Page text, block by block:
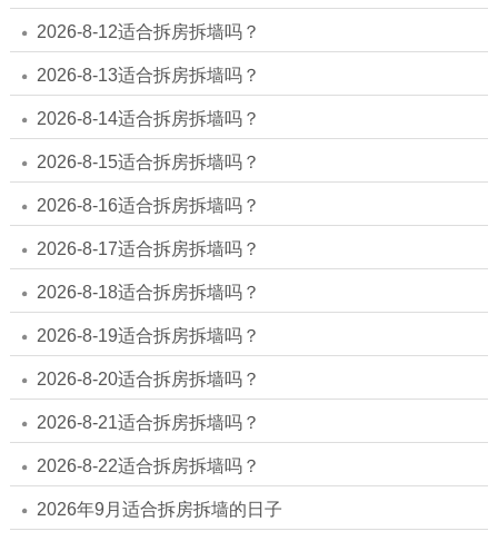
2026-8-12适合拆房拆墙吗？
2026-8-13适合拆房拆墙吗？
2026-8-14适合拆房拆墙吗？
2026-8-15适合拆房拆墙吗？
2026-8-16适合拆房拆墙吗？
2026-8-17适合拆房拆墙吗？
2026-8-18适合拆房拆墙吗？
2026-8-19适合拆房拆墙吗？
2026-8-20适合拆房拆墙吗？
2026-8-21适合拆房拆墙吗？
2026-8-22适合拆房拆墙吗？
2026年9月适合拆房拆墙的日子